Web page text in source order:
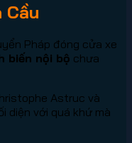
Cầu
Pháp đóng cửa xe
biến nội bộ chưa
Astruc và
diện với quá khứ mà